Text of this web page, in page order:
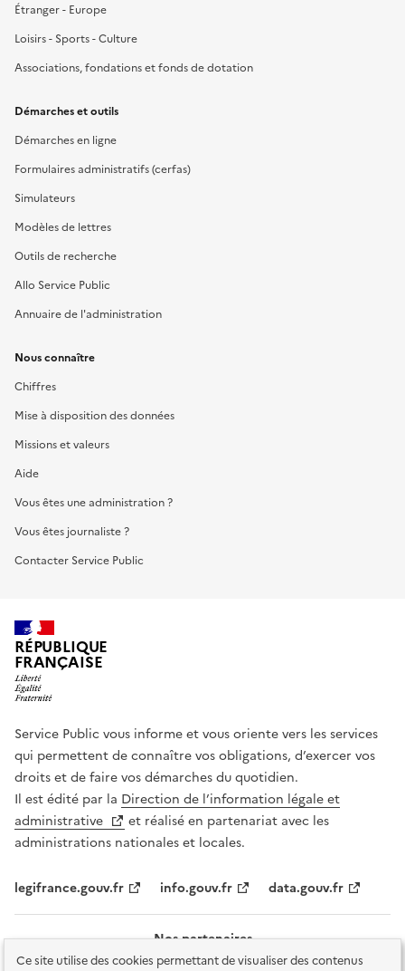
Ce site utilise des cookies permettant de visualiser des contenus
Étranger - Europe
Loisirs - Sports - Culture
Associations, fondations et fonds de dotation
Démarches et outils
Démarches en ligne
Formulaires administratifs (cerfas)
Simulateurs
Modèles de lettres
Outils de recherche
Allo Service Public
Annuaire de l'administration
Nous connaître
Chiffres
Mise à disposition des données
Missions et valeurs
Aide
Vous êtes une administration ?
Vous êtes journaliste ?
Contacter Service Public
RÉPUBLIQUE
FRANÇAISE
Service Public vous informe et vous oriente vers les services
qui permettent de connaître vos obligations, d’exercer vos
droits et de faire vos démarches du quotidien.
Il est édité par la Direction de l’information légale et
administrative
et réalisé en partenariat avec les
administrations nationales et locales.
legifrance.gouv.fr info.gouv.fr data.gouv.fr
Nos partenaires